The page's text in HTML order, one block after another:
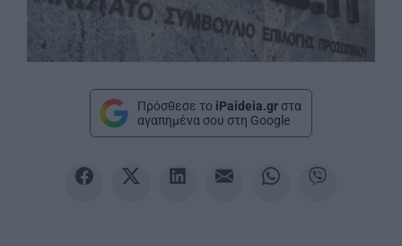
Πρόσθεσε το iPaideia.gr στα
αγαπημένα σου στη Google